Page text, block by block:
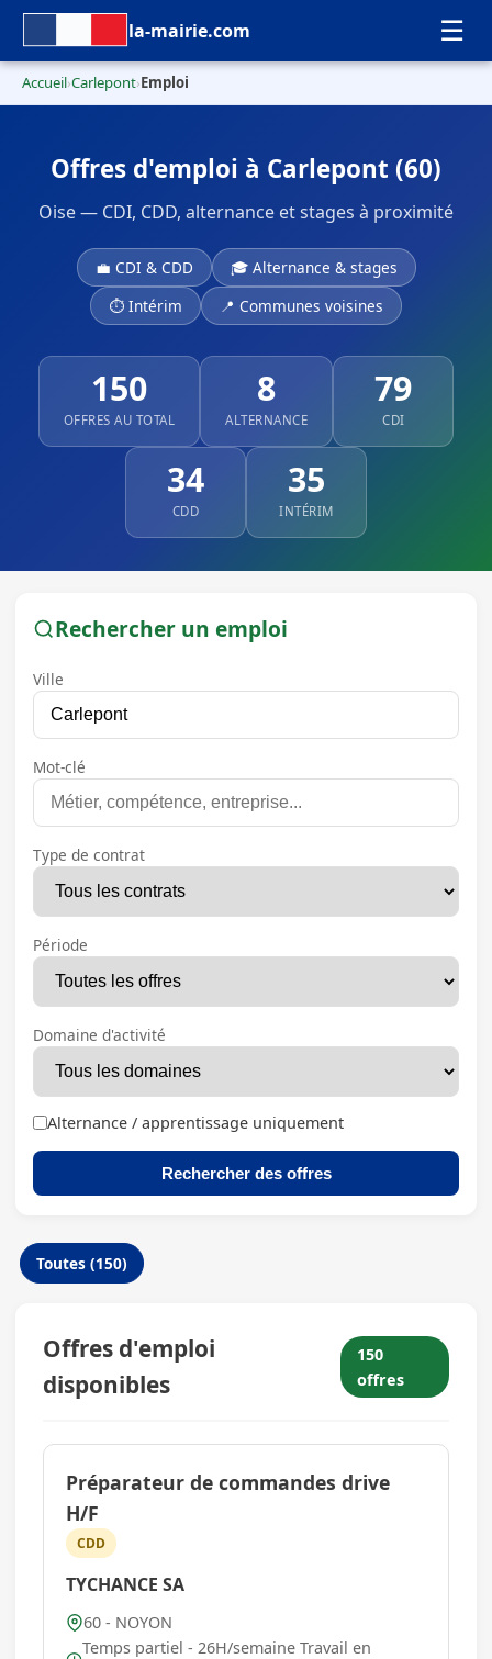
la-mairie.com ☰
Accueil›Carlepont›Emploi
Offres d'emploi à Carlepont (60)
Oise — CDI, CDD, alternance et stages à proximité
💼 CDI & CDD
🎓 Alternance & stages
⏱ Intérim
📍 Communes voisines
150
OFFRES AU TOTAL
8
ALTERNANCE
79
CDI
34
CDD
35
INTÉRIM
Rechercher un emploi
Ville
Mot-clé
Type de contrat
Période
Domaine d'activité
Alternance / apprentissage uniquement
Rechercher des offres
Toutes (150)
Offres d'emploi
disponibles
150
offres
Préparateur de commandes drive
H/F
CDD
TYCHANCE SA
60 - NOYON
Temps partiel - 26H/semaine Travail en